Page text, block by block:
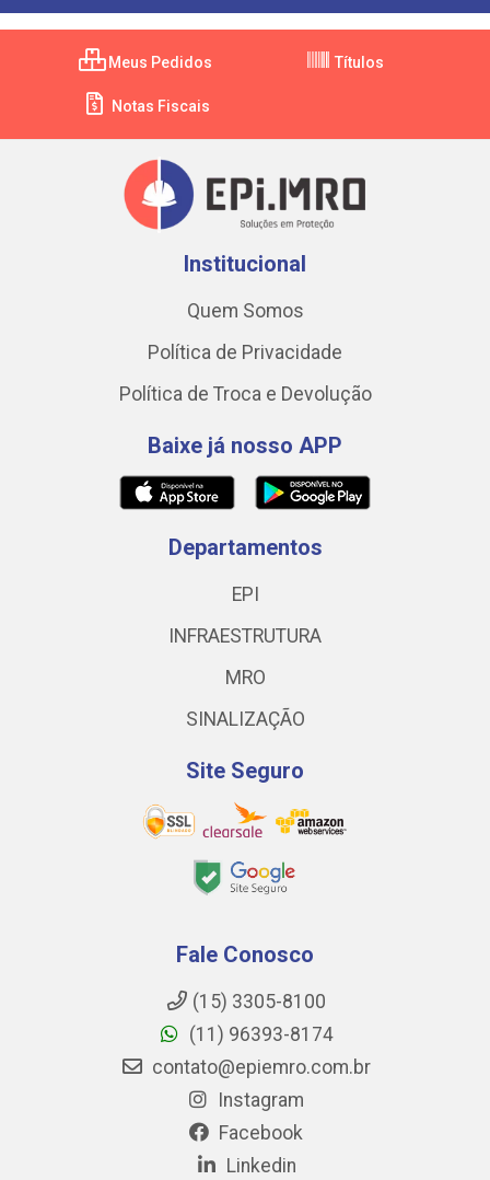
Meus Pedidos Títulos
Notas Fiscais
Institucional
Quem Somos
Política de Privacidade
Política de Troca e Devolução
Baixe já nosso APP
Departamentos
EPI
INFRAESTRUTURA
MRO
SINALIZAÇÃO
Site Seguro
Fale Conosco
(15) 3305-8100
(11) 96393-8174
contato@epiemro.com.br
Instagram
Facebook
Linkedin